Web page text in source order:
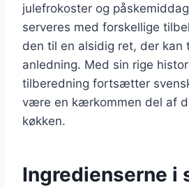
julefrokoster og
serveres med forskellige
den til en alsidig ret, der kan
anledning. Med sin rige
tilberedning fortsætter
være en kærkommen del af
køkken.
Ingredienserne i